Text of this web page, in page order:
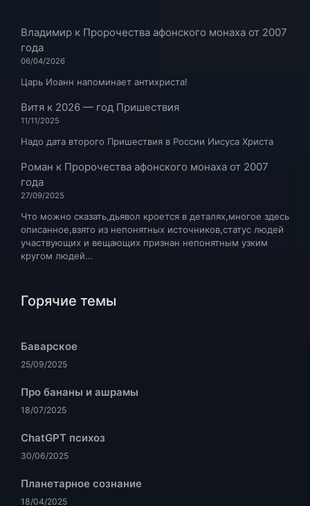
Владимир к Пророчества афонского монаха от 2007
года
06/04/2026
Царь Иоанн напоминает антихриста!
Витя к 2026 — год Пришествия
11/11/2025
Надо дата второго Пришествия в России Иисуса Христа
Роман к Пророчества афонского монаха от 2007
года
27/09/2025
Что можно сказать,дьявол кроется в деталях,многое здесь
описанное,взято из непонятных источников,статус людей
участвующих и вещающих признан непонятным узким
кругом людей…
Горячие темы
Баварское
25/09/2025
Про бананы и ашрамы
18/07/2025
ChatGPT психоз
30/06/2025
Планетарное сознание
18/04/2025